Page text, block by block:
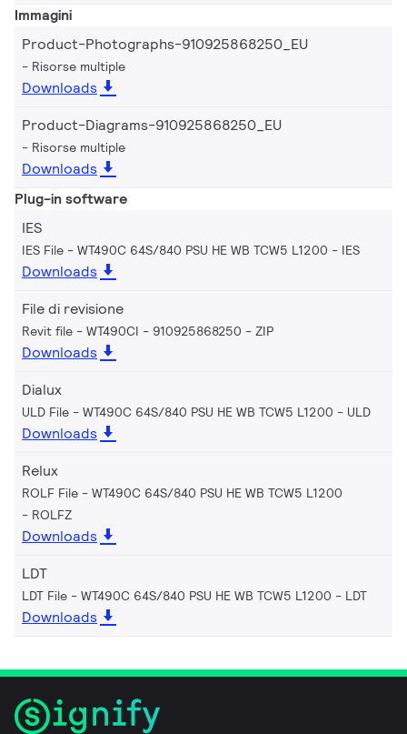
Immagini
Product-Photographs-910925868250_EU
Risorse multiple
Downloads
Product-Diagrams-910925868250_EU
Risorse multiple
Downloads
Plug-in software
IES
IES File - WT490C 64S/840 PSU HE WB TCW5 L1200 IES
Downloads
File di revisione
Revit file - WT490CI - 910925868250 ZIP
Downloads
Dialux
ULD File - WT490C 64S/840 PSU HE WB TCW5 L1200 ULD
Downloads
Relux
ROLF File - WT490C 64S/840 PSU HE WB TCW5 L1200
ROLFZ
Downloads
LDT
LDT File - WT490C 64S/840 PSU HE WB TCW5 L1200 LDT
Downloads